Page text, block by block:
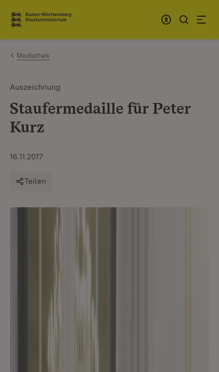
Zum Inhalt springen
Link zur Startseite
Mediathek
Auszeichnung
Staufermedaille für Peter
Kurz
16.11.2017
Teilen